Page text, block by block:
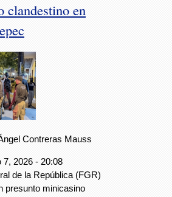
clandestino en
Contreras Mauss
2026 - 20:08
de la República (FGR)
presunto minicasino